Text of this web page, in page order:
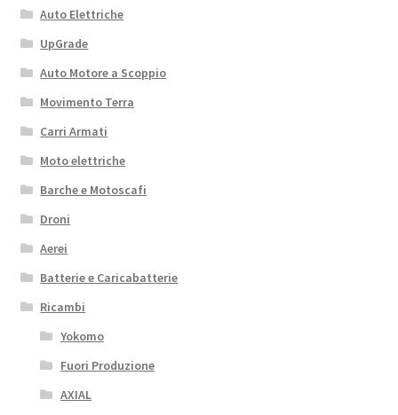
Auto Elettriche
UpGrade
Auto Motore a Scoppio
Movimento Terra
Carri Armati
Moto elettriche
Barche e Motoscafi
Droni
Aerei
Batterie e Caricabatterie
Ricambi
Yokomo
Fuori Produzione
AXIAL